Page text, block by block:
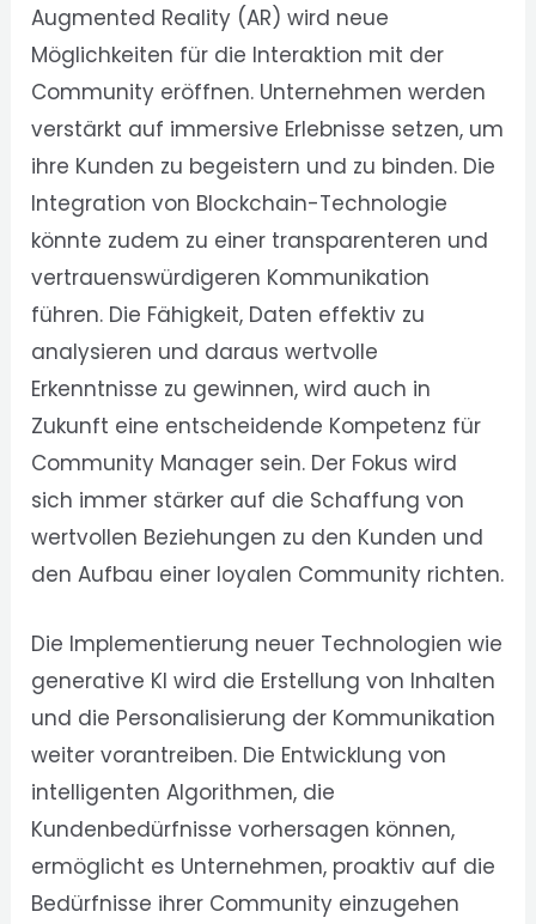
Augmented Reality (AR) wird neue
Möglichkeiten für die Interaktion mit der
Community eröffnen. Unternehmen werden
verstärkt auf immersive Erlebnisse setzen, um
ihre Kunden zu begeistern und zu binden. Die
Integration von Blockchain-Technologie
könnte zudem zu einer transparenteren und
vertrauenswürdigeren Kommunikation
führen. Die Fähigkeit, Daten effektiv zu
analysieren und daraus wertvolle
Erkenntnisse zu gewinnen, wird auch in
Zukunft eine entscheidende Kompetenz für
Community Manager sein. Der Fokus wird
sich immer stärker auf die Schaffung von
wertvollen Beziehungen zu den Kunden und
den Aufbau einer loyalen Community richten.
Die Implementierung neuer Technologien wie
generative KI wird die Erstellung von Inhalten
und die Personalisierung der Kommunikation
weiter vorantreiben. Die Entwicklung von
intelligenten Algorithmen, die
Kundenbedürfnisse vorhersagen können,
ermöglicht es Unternehmen, proaktiv auf die
Bedürfnisse ihrer Community einzugehen